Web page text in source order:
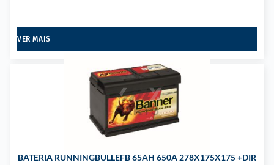
VER MAIS
BATERIA RUNNINGBULLEFB 65AH 650A 278X175X175 +DIR